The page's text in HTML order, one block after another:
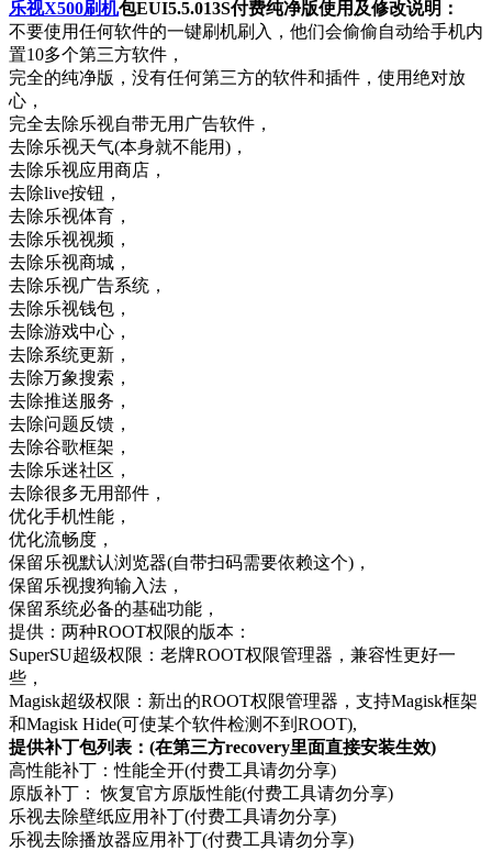
乐视X500刷机包EUI5.5.013S付费纯净版使用及修改说明：
不要使用任何软件的一键刷机刷入，他们会偷偷自动给手机内
置10多个第三方软件，
完全的纯净版，没有任何第三方的软件和插件，使用绝对放
心，
完全去除乐视自带无用广告软件，
去除乐视天气(本身就不能用)，
去除乐视应用商店，
去除live按钮，
去除乐视体育，
去除乐视视频，
去除乐视商城，
去除乐视广告系统，
去除乐视钱包，
去除游戏中心，
去除系统更新，
去除万象搜索，
去除推送服务，
去除问题反馈，
去除谷歌框架，
去除乐迷社区，
去除很多无用部件，
优化手机性能，
优化流畅度，
保留乐视默认浏览器(自带扫码需要依赖这个)，
保留乐视搜狗输入法，
保留系统必备的基础功能，
提供：两种ROOT权限的版本：
SuperSU超级权限：老牌ROOT权限管理器，兼容性更好一
些，
Magisk超级权限：新出的ROOT权限管理器，支持Magisk框架
和Magisk Hide(可使某个软件检测不到ROOT),
提供补丁包列表：(在第三方recovery里面直接安装生效)
高性能补丁：性能全开(付费工具请勿分享)
原版补丁： 恢复官方原版性能(付费工具请勿分享)
乐视去除壁纸应用补丁(付费工具请勿分享)
乐视去除播放器应用补丁(付费工具请勿分享)